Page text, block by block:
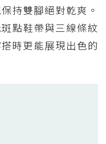
Motion Access：
化工裝健走鞋雨天必備
Motion Access：
工裝健走鞋雨天必備
持雙腳絕對乾爽。
點鞋帶與三線條紋
時更能展現出色的